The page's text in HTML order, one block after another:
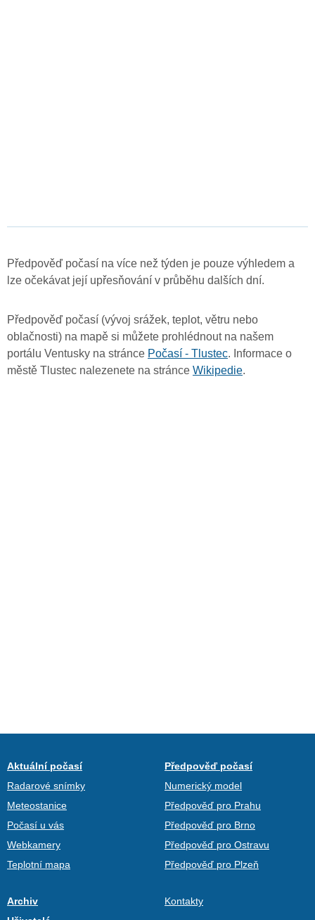
Předpověď počasí na více než týden je pouze výhledem a
lze očekávat její upřesňování v průběhu dalších dní.
Předpověď počasí (vývoj srážek, teplot, větru nebo
oblačnosti) na mapě si můžete prohlédnout na našem
portálu Ventusky na stránce Počasí - Tlustec. Informace o
městě Tlustec nalezenete na stránce Wikipedie.
Aktuální počasí
Radarové snímky
Meteostanice
Počasí u vás
Webkamery
Teplotní mapa
Předpověď počasí
Numerický model
Předpověď pro Prahu
Předpověď pro Brno
Předpověď pro Ostravu
Předpověď pro Plzeň
Archiv
Kontakty